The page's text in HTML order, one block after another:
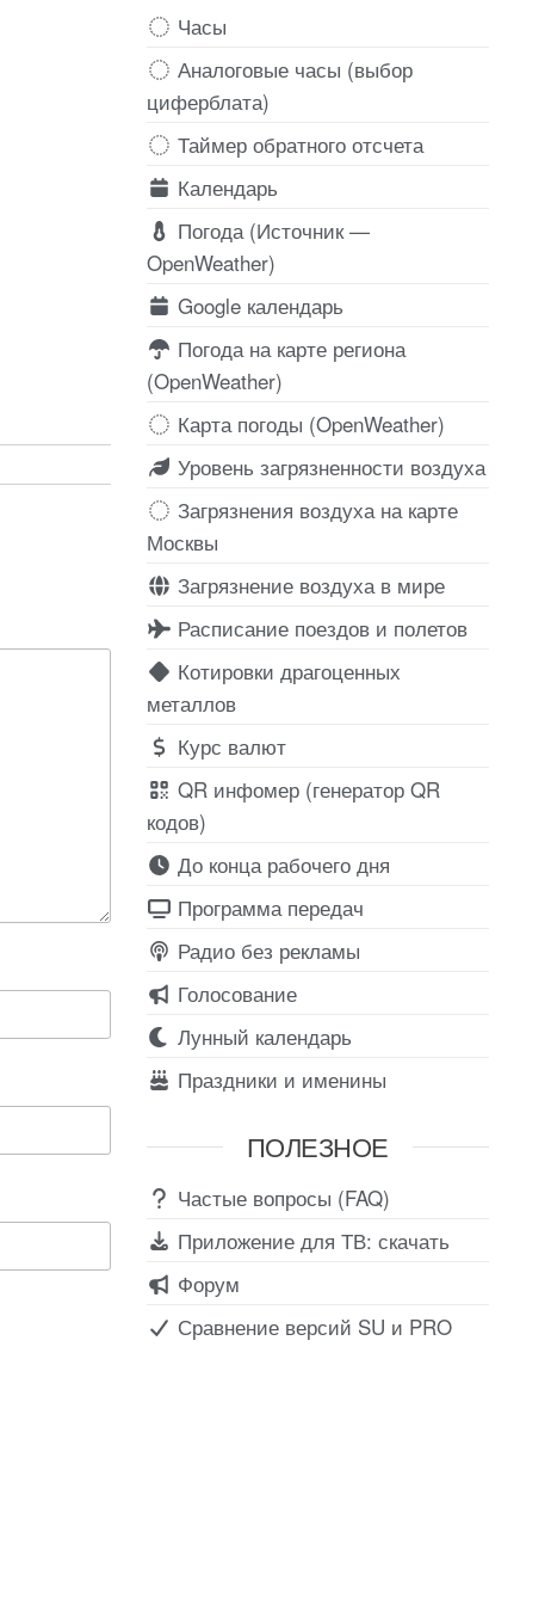
Часы
Аналоговые часы (выбор
циферблата)
Таймер обратного отсчета
Календарь
Погода (Источник —
OpenWeather)
Google календарь
Погода на карте региона
(OpenWeather)
Карта погоды (OpenWeather)
Уровень загрязненности воздуха
Загрязнения воздуха на карте
Москвы
Загрязнение воздуха в мире
Расписание поездов и полетов
Котировки драгоценных
металлов
Курс валют
QR инфомер (генератор QR
кодов)
До конца рабочего дня
Программа передач
Радио без рекламы
Голосование
Лунный календарь
Праздники и именины
ПОЛЕЗНОЕ
Частые вопросы (FAQ)
Приложение для ТВ: скачать
Форум
Сравнение версий SU и PRO